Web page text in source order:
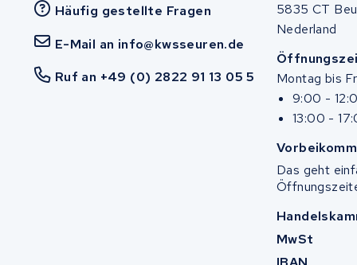
Häufig gestellte Fragen
E-Mail an info@kwsseuren.de
Ruf an +49 (0) 2822 91 13 05 5
5835 CT
Nederland
Montag bis
9:00 -
13:00 -
Das geht
MwSt